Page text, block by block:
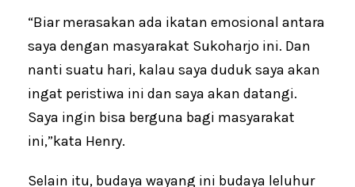
“Biar merasakan ada ikatan emosional antara
saya dengan masyarakat Sukoharjo ini. Dan
nanti suatu hari, kalau saya duduk saya akan
ingat peristiwa ini dan saya akan datangi.
Saya ingin bisa berguna bagi masyarakat
ini,”kata Henry.
Selain itu, budaya wayang ini budaya leluhur